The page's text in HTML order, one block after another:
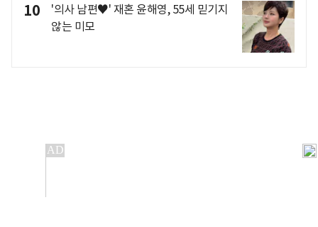
10
'의사 남편♥' 재혼 윤해영, 55세 믿기지
않는 미모